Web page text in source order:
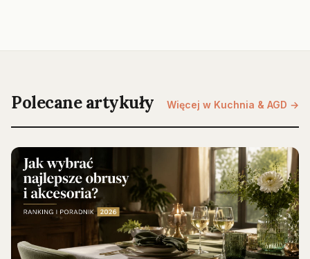
Polecane artykuły Więcej w Kuchnia & AGD →